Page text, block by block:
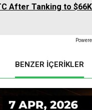
After Tanking to
BENZER İÇERİKLER